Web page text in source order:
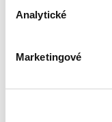
Analytické
Marketingové